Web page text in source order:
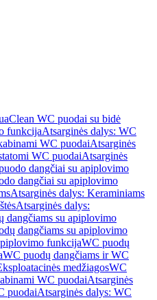
WC puodai su bidė
funkcijaAtsarginės dalys: WC
WC puodaiAtsarginės
WC puodaiAtsarginės
dangčiai su apiplovimo
dangčiai su apiplovimo
Atsarginės dalys: Keraminiams
Atsarginės dalys:
dangčiams su apiplovimo
dangčiams su apiplovimo
funkcijaWC puodų
WC puodų dangčiams ir WC
medžiagosWC
WC puodaiAtsarginės
puodaiAtsarginės dalys: WC